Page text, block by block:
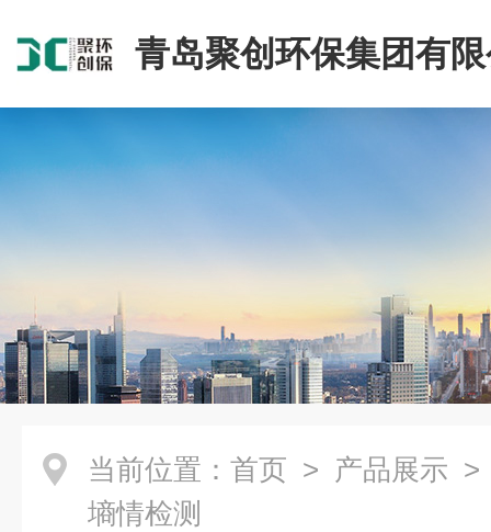
青岛聚创环保集团有
当前位置： 首页 > 产品展示
墒情检测